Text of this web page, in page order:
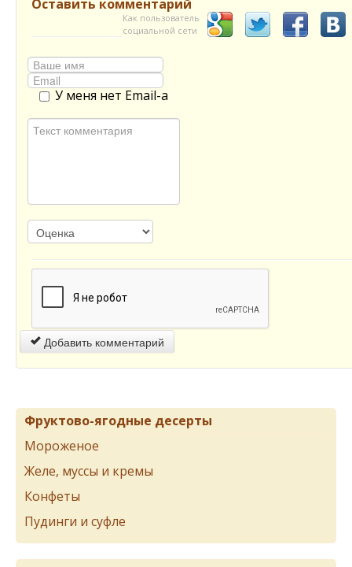
Оставить комментарий
Как пользователь
социальной сети
У меня нет Email-а
Добавить комментарий
Фруктово-ягодные десерты
Мороженое
Желе, муссы и кремы
Конфеты
Пудинги и суфле